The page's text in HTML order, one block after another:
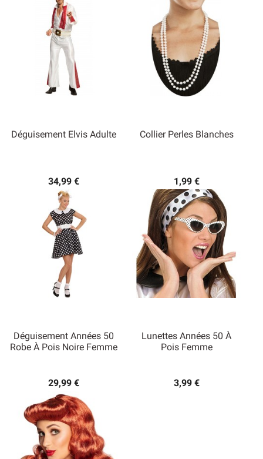
Déguisement Elvis Adulte
34,99 €
Collier Perles Blanches
1,99 €
Déguisement Années 50
Robe À Pois Noire Femme
29,99 €
Lunettes Années 50 À
Pois Femme
3,99 €